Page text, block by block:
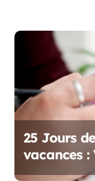
25 Jours
vacances
2025 !